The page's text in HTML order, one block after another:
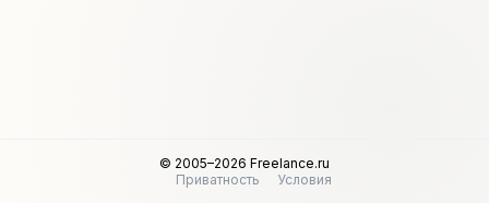
© 2005–2026 Freelance.ru
Приватность
Условия